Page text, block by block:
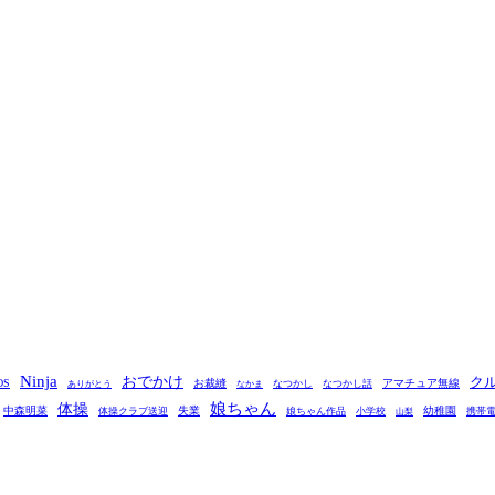
Ninja ありがとう おでかけ お裁縫 なかま なつかし なつかし話 アマチュア無線 ク
中森明菜 体操 体操クラブ送迎 失業 娘ちゃん 娘ちゃん作品 小学校 山梨 幼稚園 携帯